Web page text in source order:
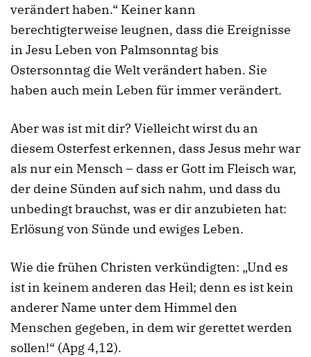
verändert haben.“ Keiner kann
berechtigterweise leugnen, dass die Ereignisse
in Jesu Leben von Palmsonntag bis
Ostersonntag die Welt verändert haben. Sie
haben auch mein Leben für immer verändert.
Aber was ist mit dir? Vielleicht wirst du an
diesem Osterfest erkennen, dass Jesus mehr war
als nur ein Mensch – dass er Gott im Fleisch war,
der deine Sünden auf sich nahm, und dass du
unbedingt brauchst, was er dir anzubieten hat:
Erlösung von Sünde und ewiges Leben.
Wie die frühen Christen verkündigten: „Und es
ist in keinem anderen das Heil; denn es ist kein
anderer Name unter dem Himmel den
Menschen gegeben, in dem wir gerettet werden
sollen!“ (Apg 4,12).